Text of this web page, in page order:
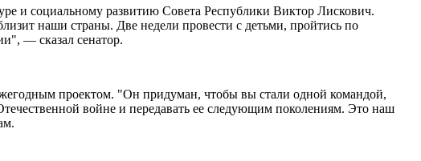
и социальному развитию Совета Республики Виктор Лискович.
наши страны. Две недели провести с детьми, пройтись по
— сказал сенатор.
проектом. "Он придуман, чтобы вы стали одной командой,
войне и передавать ее следующим поколениям. Это наш